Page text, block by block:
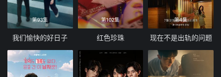
第93集
我们愉快的好日子
第102集
红色珍珠
第4集
现在不是出轨的问题